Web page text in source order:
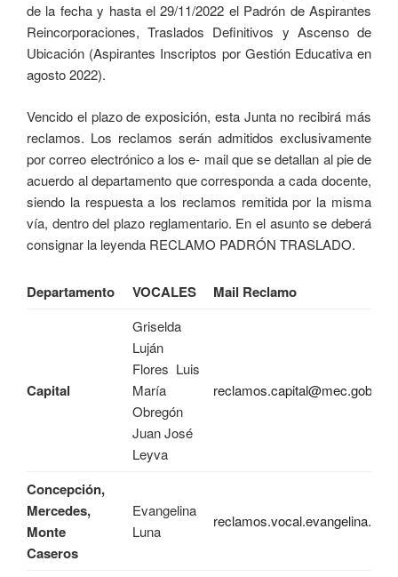
de la fecha y hasta el 29/11/2022 el Padrón de Aspirantes
Reincorporaciones, Traslados Definitivos y Ascenso de
Ubicación (Aspirantes Inscriptos por Gestión Educativa en
agosto 2022).
Vencido el plazo de exposición, esta Junta no recibirá más
reclamos. Los reclamos serán admitidos exclusivamente
por correo electrónico a los e- mail que se detallan al pie de
acuerdo al departamento que corresponda a cada docente,
siendo la respuesta a los reclamos remitida por la misma
vía, dentro del plazo reglamentario. En el asunto se deberá
consignar la leyenda RECLAMO PADRÓN TRASLADO.
Departamento VOCALES Mail Reclamo
Capital
Griselda
Luján
Flores Luis
María
Obregón
Juan José
Leyva
reclamos.capital@mec.gob.ar
Concepción,
Mercedes,
Monte
Caseros
Evangelina
Luna